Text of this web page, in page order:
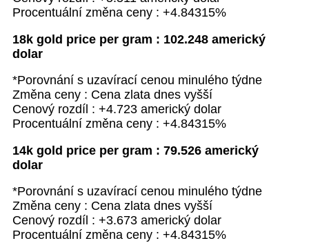
Procentuální změna ceny : +4.84315%
18k gold price per gram : 102.248 americký
dolar
*Porovnání s uzavírací cenou minulého týdne
Změna ceny : Cena zlata dnes vyšší
Cenový rozdíl : +4.723 americký dolar
Procentuální změna ceny : +4.84315%
14k gold price per gram : 79.526 americký
dolar
*Porovnání s uzavírací cenou minulého týdne
Změna ceny : Cena zlata dnes vyšší
Cenový rozdíl : +3.673 americký dolar
Procentuální změna ceny : +4.84315%